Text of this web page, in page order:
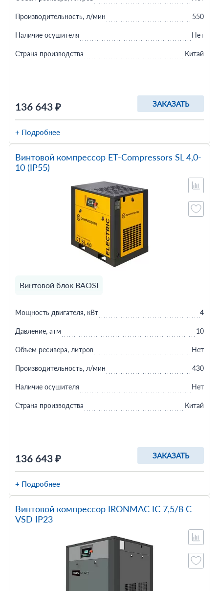
136 643 ₽ ЗАКАЗАТЬ
Производительность, л/мин 550
Наличие осушителя Нет
Страна производства Китай
+ Подробнее
Винтовой компрессор ET-Compressors SL 4,0-
10 (IP55)
Винтовой блок BAOSI
136 643 ₽ ЗАКАЗАТЬ
Мощность двигателя, кВт 4
Давление, атм 10
Объем ресивера, литров Нет
Производительность, л/мин 430
Наличие осушителя Нет
Страна производства Китай
+ Подробнее
Винтовой компрессор IRONMAC IC 7,5/8 C
VSD IP23